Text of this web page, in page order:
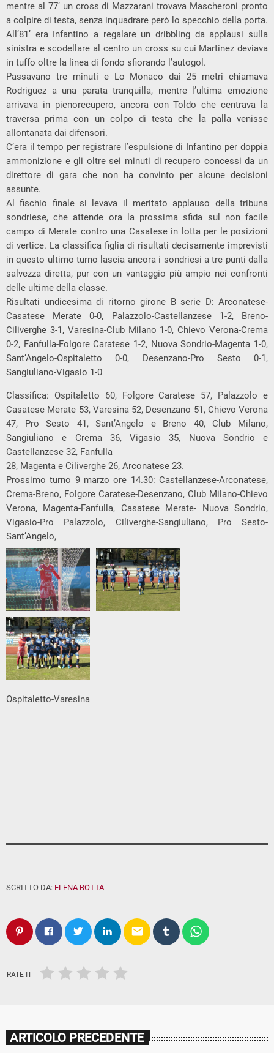
mentre al 77’ un cross di Mazzarani trovava Mascheroni pronto
a colpire di testa, senza inquadrare però lo specchio della porta.
All’81’ era Infantino a regalare un dribbling da applausi sulla
sinistra e scodellare al centro un cross su cui Martinez deviava
in tuffo oltre la linea di fondo sfiorando l’autogol.
Passavano tre minuti e Lo Monaco dai 25 metri chiamava
Rodriguez a una parata tranquilla, mentre l’ultima emozione
arrivava in pienorecupero, ancora con Toldo che centrava la
traversa prima con un colpo di testa che la palla venisse
allontanata dai difensori.
C’era il tempo per registrare l’espulsione di Infantino per doppia
ammonizione e gli oltre sei minuti di recupero concessi da un
direttore di gara che non ha convinto per alcune decisioni
assunte.
Al fischio finale si levava il meritato applauso della tribuna
sondriese, che attende ora la prossima sfida sul non facile
campo di Merate contro una Casatese in lotta per le posizioni
di vertice. La classifica figlia di risultati decisamente imprevisti
in questo ultimo turno lascia ancora i sondriesi a tre punti dalla
salvezza diretta, pur con un vantaggio più ampio nei confronti
delle ultime della classe.
Risultati undicesima di ritorno girone B serie D: Arconatese-
Casatese Merate 0-0, Palazzolo-Castellanzese 1-2, Breno-
Ciliverghe 3-1, Varesina-Club Milano 1-0, Chievo Verona-Crema
0-2, Fanfulla-Folgore Caratese 1-2, Nuova Sondrio-Magenta 1-0,
Sant’Angelo-Ospitaletto 0-0, Desenzano-Pro Sesto 0-1,
Sangiuliano-Vigasio 1-0
Classifica: Ospitaletto 60, Folgore Caratese 57, Palazzolo e
Casatese Merate 53, Varesina 52, Desenzano 51, Chievo Verona
47, Pro Sesto 41, Sant’Angelo e Breno 40, Club Milano,
Sangiuliano e Crema 36, Vigasio 35, Nuova Sondrio e
Castellanzese 32, Fanfulla
28, Magenta e Ciliverghe 26, Arconatese 23.
Prossimo turno 9 marzo ore 14.30: Castellanzese-Arconatese,
Crema-Breno, Folgore Caratese-Desenzano, Club Milano-Chievo
Verona, Magenta-Fanfulla, Casatese Merate- Nuova Sondrio,
Vigasio-Pro Palazzolo, Ciliverghe-Sangiuliano, Pro Sesto-
Sant’Angelo,
Ospitaletto-Varesina
SCRITTO DA: ELENA BOTTA
email
RATE IT
ARTICOLO PRECEDENTE